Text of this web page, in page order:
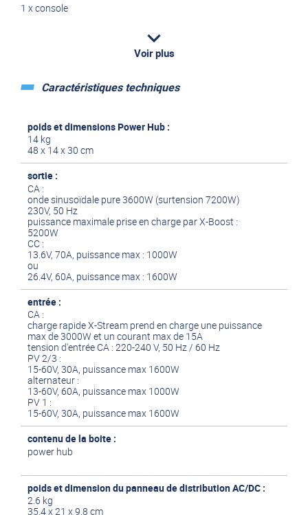
1 x console
1 x sangle de montage de batterie
il ne vous reste plus qu'à ajouter la capacité dont vous avez
Voir plus
Caractéristiques techniques
poids et dimensions Power Hub :
14 kg
48 x 14 x 30 cm
sortie :
CA :
onde sinusoïdale pure 3600W (surtension 7200W)
230V, 50 Hz
puissance maximale prise en charge par X-Boost :
5200W
CC :
13.6V, 70A, puissance max : 1000W
ou
26.4V, 60A, puissance max : 1600W
entrée :
CA :
charge rapide X-Stream prend en charge une puissance
max de 3000W et un courant max de 15A
tension d'entrée CA : 220-240 V, 50 Hz / 60 Hz
PV 2/3 :
15-60V, 30A, puissance max 1600W
alternateur :
13-60V, 60A, puissance max 1000W
PV 1 :
15-60V, 30A, puissance max 1600W
contenu de la boite :
power hub
poids et dimension du panneau de distribution AC/DC :
2.6 kg
35.4 x 21 x 9.8 cm